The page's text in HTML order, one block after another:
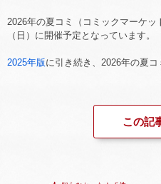
2026年の夏コミ（コミックマーケッ
（日）に開催予定となっています。
2025年版に引き続き、2026年の夏コ
この記